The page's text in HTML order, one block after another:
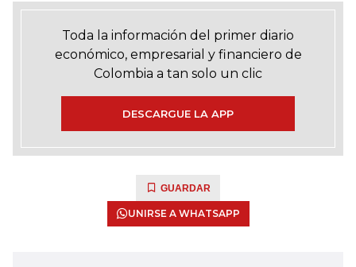
Toda la información del primer diario
económico, empresarial y financiero de
Colombia a tan solo un clic
DESCARGUE LA APP
GUARDAR
UNIRSE A WHATSAPP